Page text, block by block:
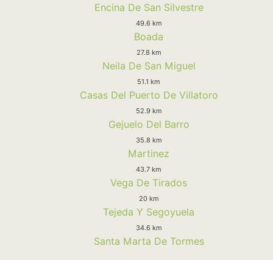
Encina De San Silvestre
49.6 km
Boada
27.8 km
Neila De San Miguel
51.1 km
Casas Del Puerto De Villatoro
52.9 km
Gejuelo Del Barro
35.8 km
Martinez
43.7 km
Vega De Tirados
20 km
Tejeda Y Segoyuela
34.6 km
Santa Marta De Tormes